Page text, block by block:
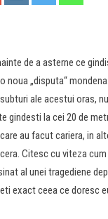
de a asterne ce
noua „disputa“ mondena.
ale acestui oras,
gindesti la cei 20 de
au facut cariera, in
Citesc cu viteza
al unei tragediene
exact ceea ce doresc